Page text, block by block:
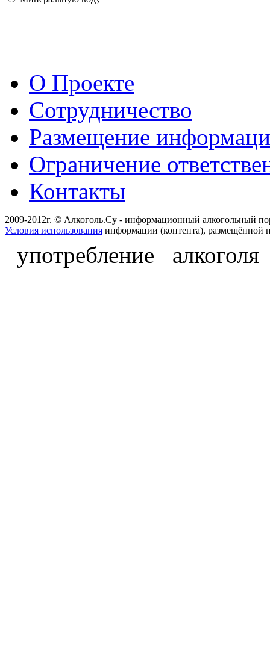
О Проекте
Сотрудничество
Размещение
Ограничение
Контакты
2009-2012г. © Алкоголь.Су - информационный алкогольный
Условия использования информации (контента), размещённой
употребление